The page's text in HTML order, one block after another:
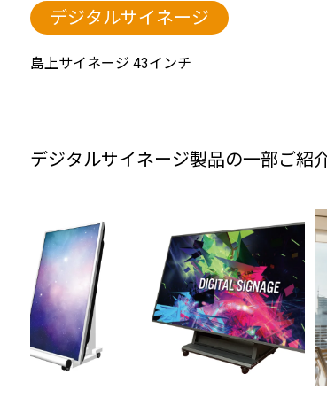
デジタルサイネージ
島上サイネージ 43インチ
デジタルサイネージ製品の一部